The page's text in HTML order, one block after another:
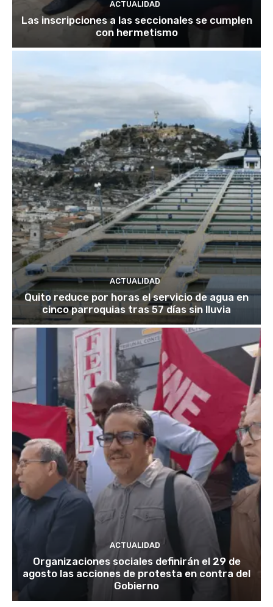
ACTUALIDAD
Las inscripciones a las seccionales se cumplen
con hermetismo
ACTUALIDAD
Quito reduce por horas el servicio de agua en
cinco parroquias tras 57 días sin lluvia
ACTUALIDAD
Organizaciones sociales definirán el 29 de
agosto las acciones de protesta en contra del
Gobierno